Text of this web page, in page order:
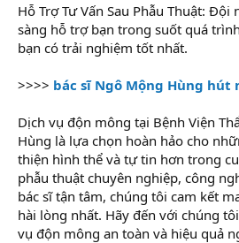
Hỗ Trợ Tư Vấn Sau Phẫu Thuật: Đội
sàng hỗ trợ bạn trong suốt quá
bạn có trải nghiệm tốt nhất.
>>>> bác sĩ Ngô Mộng Hùng hút
Dịch vụ độn mông tại Bệnh Viện
Hùng là lựa chọn hoàn hảo cho
thiện hình thể và tự tin hơn trong
phẫu thuật chuyên nghiệp, công
bác sĩ tận tâm, chúng tôi cam kết
hài lòng nhất. Hãy đến với chúng
vụ độn mông an toàn và hiệu quả